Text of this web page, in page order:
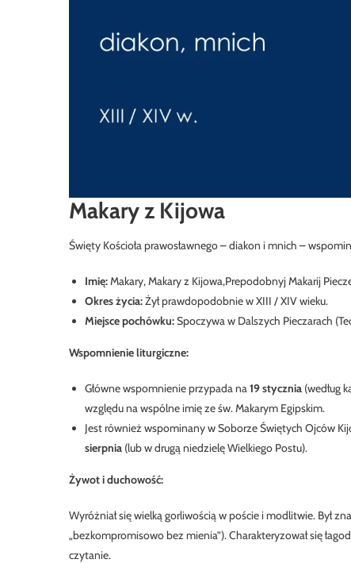
Makary z Kijowa
Święty Kościoła prawosławnego – diakon i mnich –
Imię:Makary, Makary z Kijowa,Prepodobnyj Makarij
Okres życia:Żył prawdopodobnie w XIII / XIV wieku.
Miejsce pochówku:Spoczywa w Dalszych Pieczarach
Wspomnienie liturgiczne:
Główne wspomnienie przypada na 19 stycznia (według
względu na wspólne imię ze św. Makarym Egipskim.
Jest również wspominany w Soborze Świętych Ojców
sierpnia (lub w drugą niedzielę Wielkiego Postu).
Żywot i duchowość:
Wyróżniał się wielką gorliwością w poście i modlitwie. Był
„bezkompromisowo bez mienia”). Charakteryzował się
czytanie.